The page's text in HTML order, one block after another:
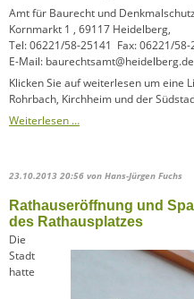
Amt für Baurecht und Denkmalschutz
Kornmarkt 1 , 69117 Heidelberg,
Tel: 06221/58-25141 Fax: 06221/58-
E-Mail: baurechtsamt@heidelberg.de
Klicken Sie auf weiterlesen um eine
Rohrbach, Kirchheim und der
Weiterlesen …Denkmaltopographie
23.10.2013 20:56 von Hans-Jürgen Fuchs
Rathauseröffnung und
des Rathausplatzes
Die
Stadt
hatte